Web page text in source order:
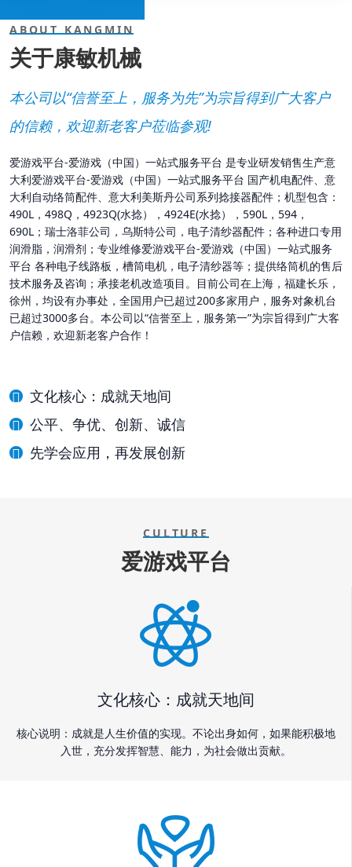
ABOUT KANGMIN
关于康敏机械
本公司以“信誉至上，服务为先”为宗旨得到广大客户
的信赖，欢迎新老客户莅临参观!
爱游戏平台-爱游戏（中国）一站式服务平台 是专业研发销售生产意
大利爱游戏平台-爱游戏（中国）一站式服务平台 国产机电配件、意
大利自动络筒配件、意大利美斯丹公司系列捻接器配件；机型包含：
490L，498Q，4923Q(水捻），4924E(水捻），590L，594，
690L；瑞士洛菲公司，乌斯特公司，电子清纱器配件；各种进口专用
润滑脂，润滑剂；专业维修爱游戏平台-爱游戏（中国）一站式服务
平台 各种电子线路板，槽筒电机，电子清纱器等；提供络筒机的售后
技术服务及咨询；承接老机改造项目。目前公司在上海，福建长乐，
徐州，均设有办事处，全国用户已超过200多家用户，服务对象机台
已超过3000多台。本公司以“信誉至上，服务第一”为宗旨得到广大客
户信赖，欢迎新老客户合作！
文化核心：成就天地间
公平、争优、创新、诚信
先学会应用，再发展创新
CULTURE
爱游戏平台
文化核心：成就天地间
核心说明：成就是人生价值的实现。不论出身如何，如果能积极地
入世，充分发挥智慧、能力，为社会做出贡献。